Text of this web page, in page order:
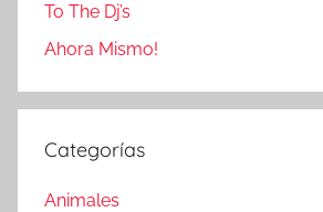
To The Dj’s
Ahora Mismo!
Categorías
Animales